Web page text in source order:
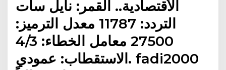
الأقتصادية.. القمر: نايل سات
التردد: 11787 معدل الترميز:
27500 معامل الخطاء: 4/3
الاستقطاب: عمودي. fadi2000